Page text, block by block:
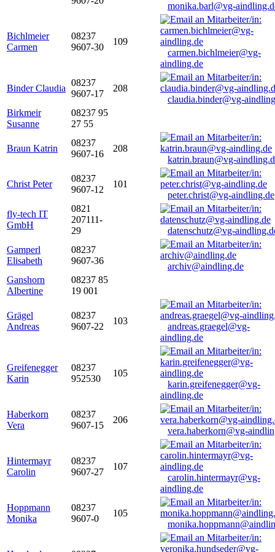
monika.barl@vg-
Bichlmeier
Carmen
08237
9607-30
109
carmen.bichlmeier@vg-
aindling.de
Binder Claudia
08237
9607-17
208
claudia.binder@vg-
Birkmeir
Susanne
08237 95
27 55
Braun Katrin
08237
9607-16
208
katrin.braun@vg-
Christ Peter
08237
9607-12
101
peter.christ@vg-aindling.de
fly-tech IT
GmbH
0821
207111-
29
datenschutz@vg-
Gamperl
Elisabeth
08237
9607-36
archiv@aindling.de
Ganshorn
Albertine
08237 85
19 001
Grägel
Andreas
08237
9607-22
103
andreas.graegel@vg-
aindling.de
Greifenegger
Karin
08237
952530
105
karin.greifenegger@vg-
aindling.de
Haberkorn
Vera
08237
9607-15
206
vera.haberkorn@vg-
Hintermayr
Carolin
08237
9607-27
107
carolin.hintermayr@vg-
aindling.de
Hoppmann
Monika
08237
9607-0
105